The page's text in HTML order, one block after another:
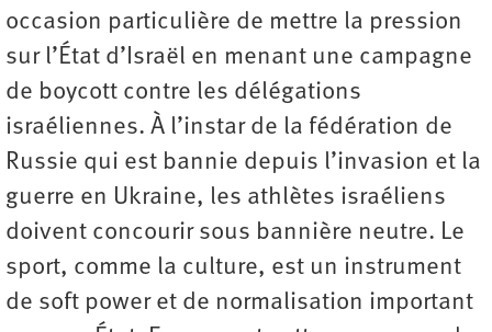
occasion particulière de mettre la pression
sur l’État d’Israël en menant une campagne
de boycott contre les délégations
israéliennes. À l’instar de la fédération de
Russie qui est bannie depuis l’invasion et la
guerre en Ukraine, les athlètes israéliens
doivent concourir sous bannière neutre. Le
sport, comme la culture, est un instrument
de soft power et de normalisation important